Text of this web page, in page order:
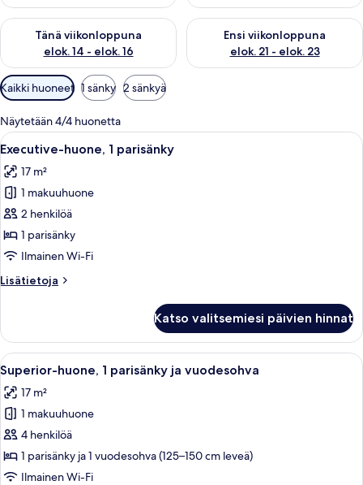
Tänä viikonloppuna
elok. 14 - elok. 16
Tarkista tämän viikonlopun saatavuus elok. 14 - elok. 16
Ensi viikonloppuna
elok. 21 - elok. 23
Tarkista ensi viikonlopun
Huoneille
saatavilla
olevia
suodattimia
Kaikki huoneet 1 sänky 2 sänkyä
Näytetään 4/4 huonetta
Avaa
kaikki
huonetyypin
Executive-
huone,
1
parisänky
Hotellihuone, jossa on suuri sänky,
5
Executive-huone, 1 parisänky
17 m²
1 makuuhuone
2 henkilöä
1 parisänky
Ilmainen Wi-Fi
Lisätietoja
Lisätietoja
1
parisänky
Katso valitsemiesi päivien hinnat
Avaa
kaikki
huonetyypin
Superior-
huone,
1
parisänky
Hotellihuoneessa on kaksi sänkyä,
7
Superior-huone, 1 parisänky ja vuodesohva
17 m²
1 makuuhuone
4 henkilöä
1 parisänky ja 1 vuodesohva (125–150 cm leveä)
Ilmainen Wi-Fi